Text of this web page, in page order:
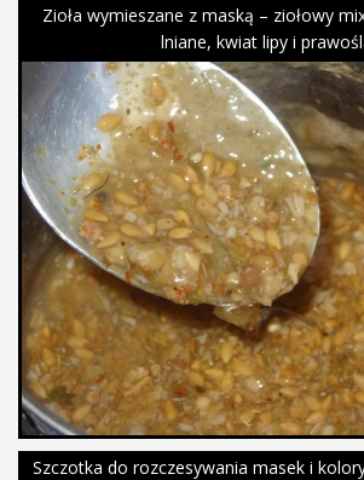
Zioła wymieszane z maską – ziołowy
lniane, kwiat lipy i
Szczotka do rozczesywania masek i